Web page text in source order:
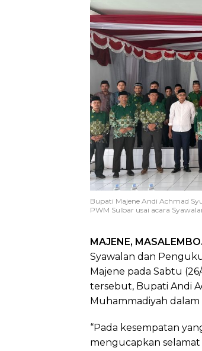
Bupati Majene Andi Achmad
PWM Sulbar usai acara
MAJENE,
Syawalan dan
Majene pada Sabtu
tersebut, Bupati Andi
Muhammadiyah
“Pada kesempatan
mengucapkan